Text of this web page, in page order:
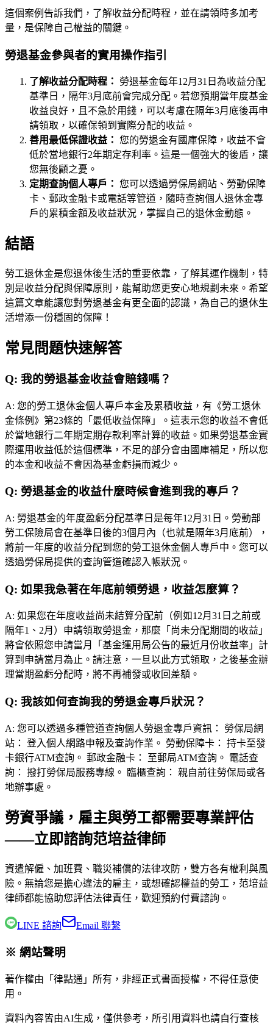
這個案例告訴我們，了解收益分配時程，並在請領時多加考
量，是保障自己權益的關鍵。
勞退基金參與者的實用操作指引
了解收益分配時程：
勞退基金每年12月31日為收益分配
基準日，隔年3月底前會完成分配。若您預期當年度基金
收益良好，且不急於用錢，可以考慮在隔年3月底後再申
請領取，以確保領到實際分配的收益。
善用最低保證收益： 您的勞退金有國庫保障，收益不會
低於當地銀行2年期定存利率。這是一個強大的後盾，讓
您無後顧之憂。
定期查詢個人專戶： 您可以透過勞保局網站、勞動保障
卡、郵政金融卡或電話等管道，隨時查詢個人退休金專
戶的累積金額及收益狀況，掌握自己的退休金動態。
結語
勞工退休金是您退休後生活的重要依靠，了解其運作機制，特
別是收益分配與保障原則，能幫助您更安心地規劃未來。希望
這篇文章能讓您對勞退基金有更全面的認識，為自己的退休生
活增添一份穩固的保障！
常見問題快速解答
Q: 我的勞退基金收益會賠錢嗎？
A: 您的勞工退休金個人專戶本金及累積收益，有《勞工退休
金條例》第23條的「最低收益保障」。這表示您的收益不會低
於當地銀行二年期定期存款利率計算的收益。如果勞退基金實
際運用收益低於這個標準，不足的部分會由國庫補足，所以您
的本金和收益不會因為基金虧損而減少。
Q: 勞退基金的收益什麼時候會進到我的專戶？
A: 勞退基金的年度盈虧分配基準日是每年12月31日。勞動部
勞工保險局會在基準日後的3個月內（也就是隔年3月底前），
將前一年度的收益分配到您的勞工退休金個人專戶中。您可以
透過勞保局提供的查詢管道確認入帳狀況。
Q: 如果我急著在年底前領勞退，收益怎麼算？
A: 如果您在年度收益尚未結算分配前（例如12月31日之前或
隔年1、2月）申請領取勞退金，那麼「尚未分配期間的收益」
將會依照您申請當月「基金運用局公告的最近月份收益率」計
算到申請當月為止。請注意，一旦以此方式領取，之後基金辦
理當期盈虧分配時，將不再補發或收回差額。
Q: 我該如何查詢我的勞退金專戶狀況？
A: 您可以透過多種管道查詢個人勞退金專戶資訊： 勞保局網
站： 登入個人網路申報及查詢作業。 勞動保障卡： 持卡至發
卡銀行ATM查詢。 郵政金融卡： 至郵局ATM查詢。 電話查
詢： 撥打勞保局服務專線。 臨櫃查詢： 親自前往勞保局或各
地辦事處。
勞資爭議，雇主與勞工都需要專業評估
——立即諮詢范培益律師
資遣解僱、加班費、職災補償的法律攻防，雙方各有權利與風
險。無論您是擔心違法的雇主，或想確認權益的勞工， 范培益
律師都能協助您評估法律責任，歡迎預約付費諮詢。
LINE 諮詢 Email 聯繫
※ 網站聲明
著作權由「律點通」所有，非經正式書面授權，不得任意使
用。
資料內容皆由AI生成，僅供參考，所引用資料也請自行查核